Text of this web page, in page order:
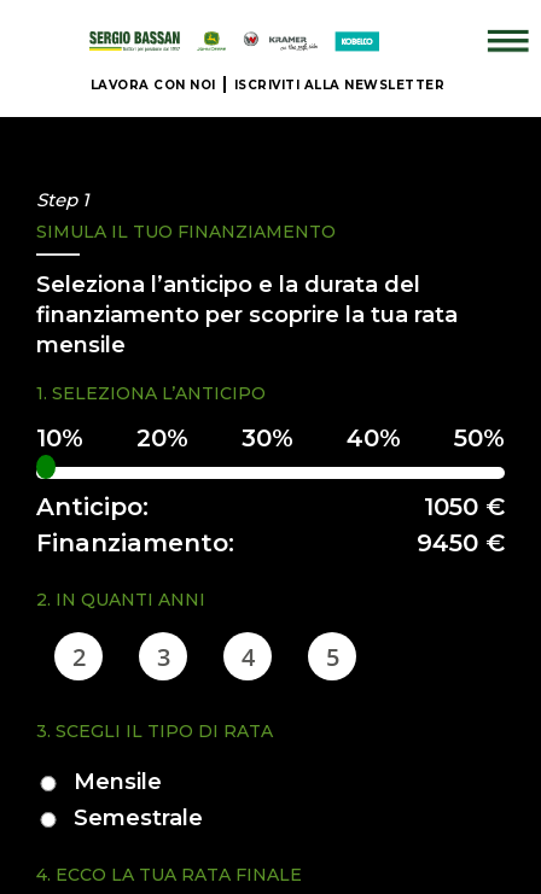
LAVORA CON NOI ISCRIVITI ALLA NEWSLETTER
BRAND
NUOVO
IL
NOSTRO
USATO
NOLEGGIO
SERVIZI
Step 1
SIMULA IL TUO FINANZIAMENTO
Seleziona l’anticipo e la durata del
finanziamento per scoprire la tua rata
mensile
1. SELEZIONA L’ANTICIPO
Anticipo:
1050 €
Finanziamento:
9450 €
2. IN QUANTI ANNI
2 3 4 5
3. SCEGLI IL TIPO DI RATA
Mensile
Semestrale
4. ECCO LA TUA RATA FINALE